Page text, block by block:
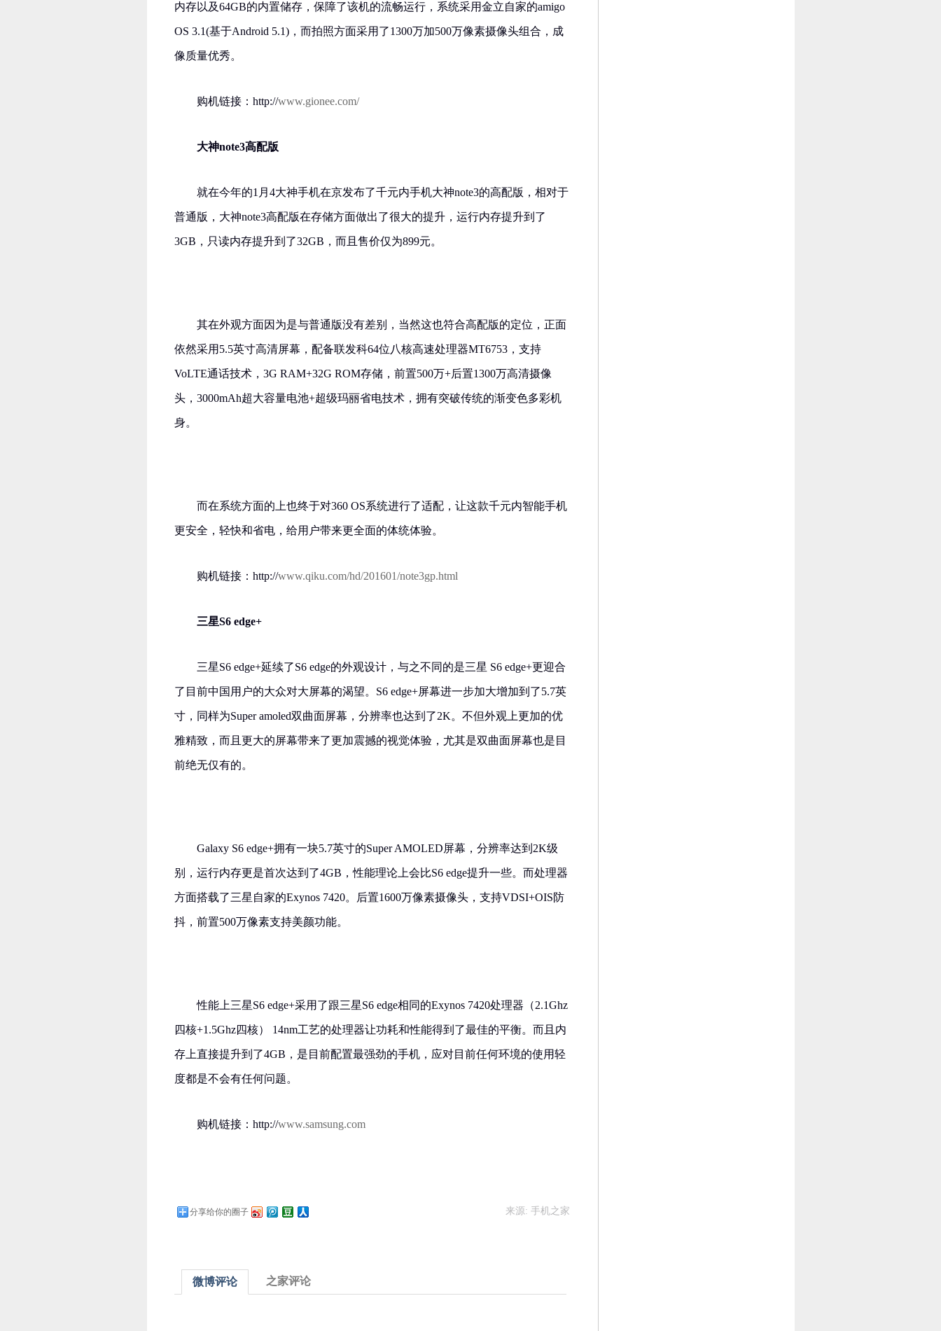
内存以及64GB的内置储存，保障了该机的流畅运行，系统采用金立自家的amigo
OS 3.1(基于Android 5.1)，而拍照方面采用了1300万加500万像素摄像头组合，成
像质量优秀。
购机链接：http://www.gionee.com/
大神note3高配版
就在今年的1月4大神手机在京发布了千元内手机大神note3的高配版，相对于
普通版，大神note3高配版在存储方面做出了很大的提升，运行内存提升到了
3GB，只读内存提升到了32GB，而且售价仅为899元。
其在外观方面因为是与普通版没有差别，当然这也符合高配版的定位，正面
依然采用5.5英寸高清屏幕，配备联发科64位八核高速处理器MT6753，支持
VoLTE通话技术，3G RAM+32G ROM存储，前置500万+后置1300万高清摄像
头，3000mAh超大容量电池+超级玛丽省电技术，拥有突破传统的渐变色多彩机
身。
而在系统方面的上也终于对360 OS系统进行了适配，让这款千元内智能手机
更安全，轻快和省电，给用户带来更全面的体统体验。
购机链接：http://www.qiku.com/hd/201601/note3gp.html
三星S6 edge+
三星S6 edge+延续了S6 edge的外观设计，与之不同的是三星 S6 edge+更迎合
了目前中国用户的大众对大屏幕的渴望。S6 edge+屏幕进一步加大增加到了5.7英
寸，同样为Super amoled双曲面屏幕，分辨率也达到了2K。不但外观上更加的优
雅精致，而且更大的屏幕带来了更加震撼的视觉体验，尤其是双曲面屏幕也是目
前绝无仅有的。
Galaxy S6 edge+拥有一块5.7英寸的Super AMOLED屏幕，分辨率达到2K级
别，运行内存更是首次达到了4GB，性能理论上会比S6 edge提升一些。而处理器
方面搭载了三星自家的Exynos 7420。后置1600万像素摄像头，支持VDSI+OIS防
抖，前置500万像素支持美颜功能。
性能上三星S6 edge+采用了跟三星S6 edge相同的Exynos 7420处理器（2.1Ghz
四核+1.5Ghz四核） 14nm工艺的处理器让功耗和性能得到了最佳的平衡。而且内
存上直接提升到了4GB，是目前配置最强劲的手机，应对目前任何环境的使用轻
度都是不会有任何问题。
购机链接：http://www.samsung.com
分享给你的圈子 来源: 手机之家
微博评论 之家评论